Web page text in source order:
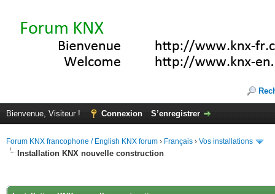
Bienvenue, Visiteur ! Connexion S’enregistrer
Forum KNX francophone / English KNX forum › Français › Vos installations
Installation KNX nouvelle construction